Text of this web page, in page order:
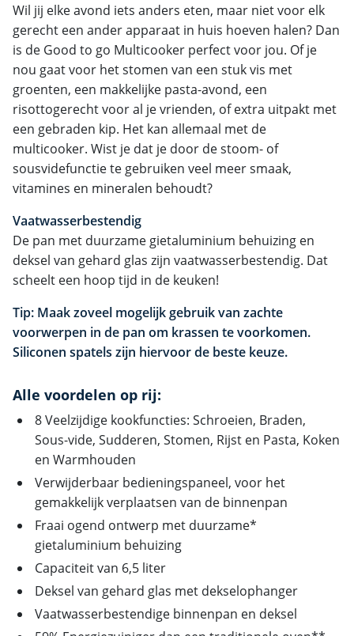
Wil jij elke avond iets anders eten, maar niet voor elk
gerecht een ander apparaat in huis hoeven halen? Dan
is de Good to go Multicooker perfect voor jou. Of je
nou gaat voor het stomen van een stuk vis met
groenten, een makkelijke pasta-avond, een
risottogerecht voor al je vrienden, of extra uitpakt met
een gebraden kip. Het kan allemaal met de
multicooker. Wist je dat je door de stoom- of
sousvidefunctie te gebruiken veel meer smaak,
vitamines en mineralen behoudt?
Vaatwasserbestendig
De pan met duurzame gietaluminium behuizing en
deksel van gehard glas zijn vaatwasserbestendig. Dat
scheelt een hoop tijd in de keuken!
Tip: Maak zoveel mogelijk gebruik van zachte
voorwerpen in de pan om krassen te voorkomen.
Siliconen spatels zijn hiervoor de beste keuze.
Alle voordelen op rij:
8 Veelzijdige kookfuncties: Schroeien, Braden,
Sous-vide, Sudderen, Stomen, Rijst en Pasta, Koken
en Warmhouden
Verwijderbaar bedieningspaneel, voor het
gemakkelijk verplaatsen van de binnenpan
Fraai ogend ontwerp met duurzame*
gietaluminium behuizing
Capaciteit van 6,5 liter
Deksel van gehard glas met dekselophanger
Vaatwasserbestendige binnenpan en deksel